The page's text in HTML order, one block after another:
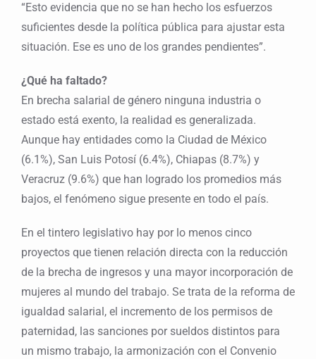
“Esto evidencia que no se han hecho los esfuerzos
suficientes desde la política pública para ajustar esta
situación. Ese es uno de los grandes pendientes”.
¿Qué ha faltado?
En brecha salarial de género ninguna industria o
estado está exento, la realidad es generalizada.
Aunque hay entidades como la Ciudad de México
(6.1%), San Luis Potosí (6.4%), Chiapas (8.7%) y
Veracruz (9.6%) que han logrado los promedios más
bajos, el fenómeno sigue presente en todo el país.
En el tintero legislativo hay por lo menos cinco
proyectos que tienen relación directa con la reducción
de la brecha de ingresos y una mayor incorporación de
mujeres al mundo del trabajo. Se trata de la reforma de
igualdad salarial, el incremento de los permisos de
paternidad, las sanciones por sueldos distintos para
un mismo trabajo, la armonización con el Convenio